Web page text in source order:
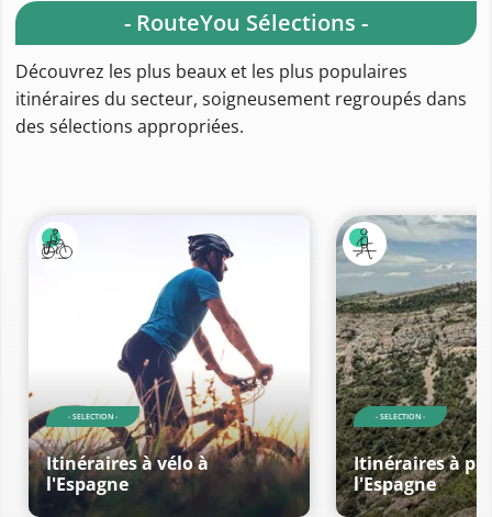
- RouteYou Sélections -
Découvrez les plus beaux et les plus populaires
itinéraires du secteur, soigneusement regroupés dans
des sélections appropriées.
- SELECTION -
Itinéraires à vélo à
l'Espagne
- SELECTION -
Itinéraires à
l'Espagne